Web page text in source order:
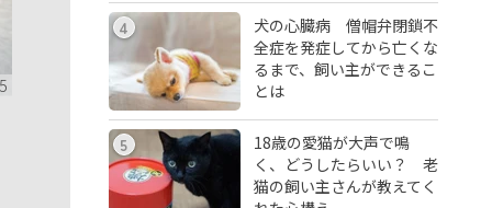
4
犬の心臓病 僧帽弁閉鎖不
全症を発症してから亡くな
るまで、飼い主ができるこ
とは
5
18歳の愛猫が大声で鳴
く、どうしたらいい？ 老
猫の飼い主さんが教えてく